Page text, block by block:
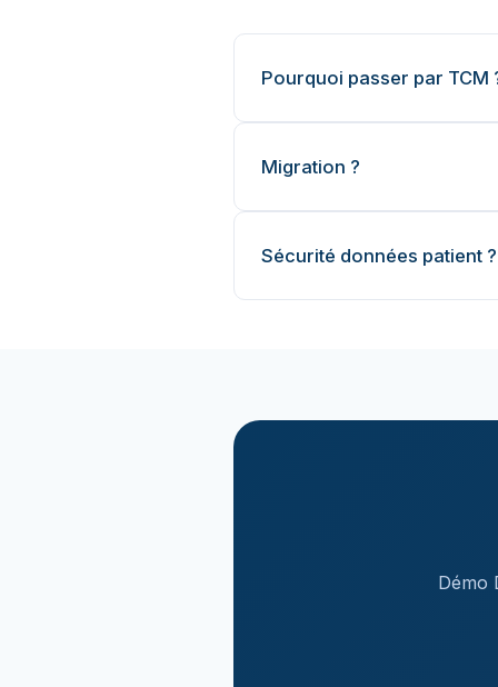
Pourquoi passer par TCM
Migration ?
Sécurité données patient ?
Démo